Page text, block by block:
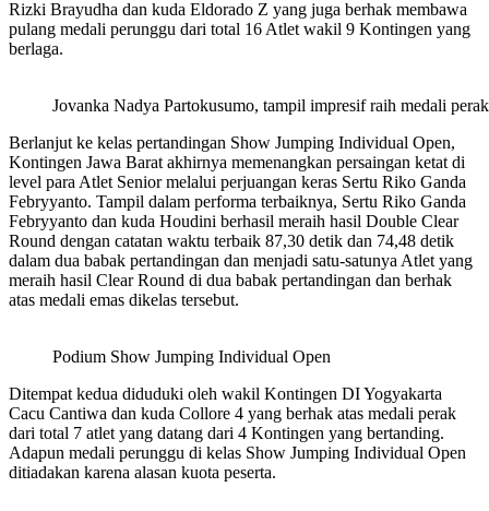
Rizki Brayudha dan kuda Eldorado Z yang juga berhak membawa
pulang medali perunggu dari total 16 Atlet wakil 9 Kontingen yang
berlaga.
Jovanka Nadya Partokusumo, tampil impresif raih medali perak
Berlanjut ke kelas pertandingan Show Jumping Individual Open,
Kontingen Jawa Barat akhirnya memenangkan persaingan ketat di
level para Atlet Senior melalui perjuangan keras Sertu Riko Ganda
Febryyanto. Tampil dalam performa terbaiknya, Sertu Riko Ganda
Febryyanto dan kuda Houdini berhasil meraih hasil Double Clear
Round dengan catatan waktu terbaik 87,30 detik dan 74,48 detik
dalam dua babak pertandingan dan menjadi satu-satunya Atlet yang
meraih hasil Clear Round di dua babak pertandingan dan berhak
atas medali emas dikelas tersebut.
Podium Show Jumping Individual Open
Ditempat kedua diduduki oleh wakil Kontingen DI Yogyakarta
Cacu Cantiwa dan kuda Collore 4 yang berhak atas medali perak
dari total 7 atlet yang datang dari 4 Kontingen yang bertanding.
Adapun medali perunggu di kelas Show Jumping Individual Open
ditiadakan karena alasan kuota peserta.